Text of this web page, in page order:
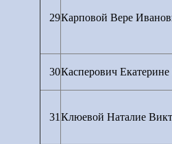
29Карповой Вере
30Касперович
31 Клюевой Наталие